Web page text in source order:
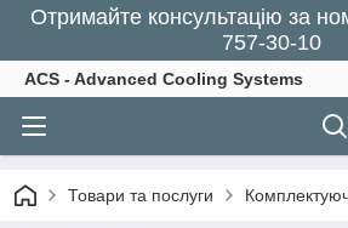
Отримайте консультацію за
757-30-10
ACS - Advanced Cooling Systems
Товари та послуги